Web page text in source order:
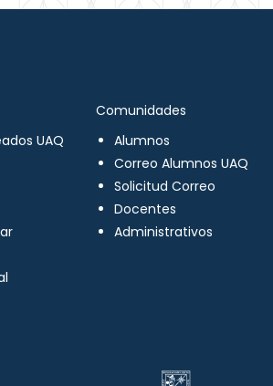
UAQ
Comunidades
Alumnos
Correo Alumnos UAQ
Solicitud Correo
Docentes
Administrativos